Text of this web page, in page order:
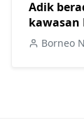
Adik
kawasan
Borneo